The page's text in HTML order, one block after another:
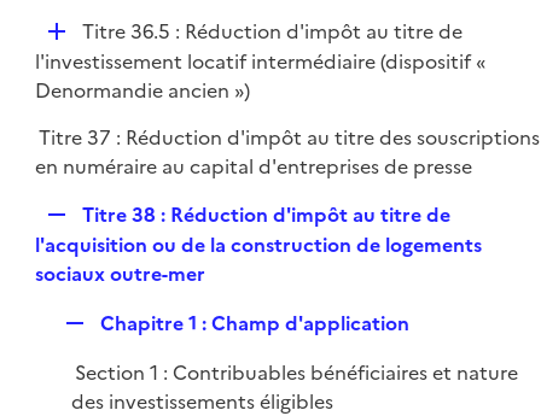
e
r
D
é
p
i
e
Titre 36.5 : Réduction d'impôt au titre de
l'investissement locatif intermédiaire (dispositif «
Denormandie ancien »)
Titre 37 : Réduction d'impôt au titre des souscriptions
en numéraire au capital d'entreprises de presse
e
p
i
e
r
Titre 38 : Réduction d'impôt au titre de
l'acquisition ou de la construction de logements
sociaux outre-mer
p
l
Chapitre 1 : Champ d'application
Section 1 : Contribuables bénéficiaires et nature
des investissements éligibles